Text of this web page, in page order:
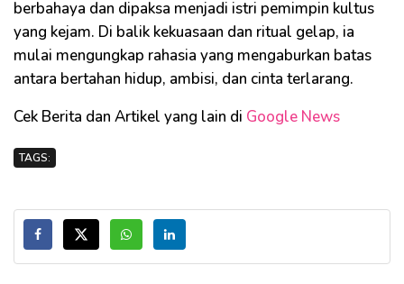
berbahaya dan dipaksa menjadi istri pemimpin kultus
yang kejam. Di balik kekuasaan dan ritual gelap, ia
mulai mengungkap rahasia yang mengaburkan batas
antara bertahan hidup, ambisi, dan cinta terlarang.
Cek Berita dan Artikel yang lain di Google News
TAGS: